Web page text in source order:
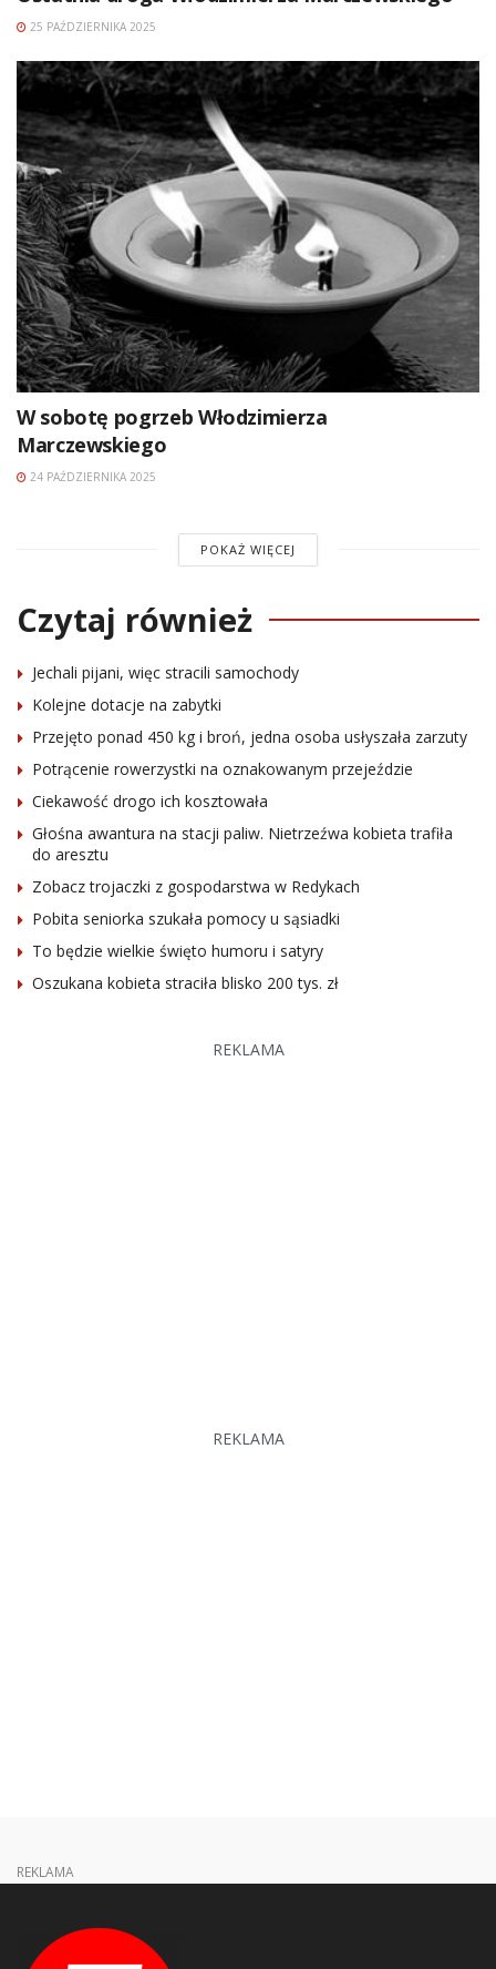
25 PAŹDZIERNIKA 2025
W sobotę pogrzeb Włodzimierza
Marczewskiego
24 PAŹDZIERNIKA 2025
POKAŻ WIĘCEJ
Czytaj również
Jechali pijani, więc stracili samochody
Kolejne dotacje na zabytki
Przejęto ponad 450 kg i broń, jedna osoba usłyszała zarzuty
Potrącenie rowerzystki na oznakowanym przejeździe
Ciekawość drogo ich kosztowała
Głośna awantura na stacji paliw. Nietrzeźwa kobieta trafiła
do aresztu
Zobacz trojaczki z gospodarstwa w Redykach
Pobita seniorka szukała pomocy u sąsiadki
To będzie wielkie święto humoru i satyry
Oszukana kobieta straciła blisko 200 tys. zł
REKLAMA
REKLAMA
REKLAMA